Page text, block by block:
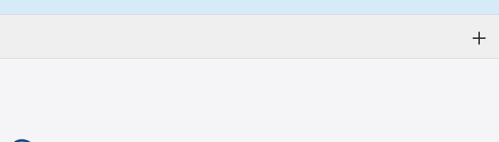
Himmennys 1-10 V:ei